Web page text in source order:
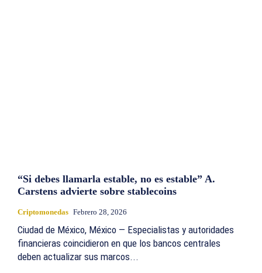
“Si debes llamarla estable, no es estable” A.
Carstens advierte sobre stablecoins
Criptomonedas Febrero 28, 2026
Ciudad de México, México — Especialistas y autoridades
financieras coincidieron en que los bancos centrales
deben actualizar sus marcos...